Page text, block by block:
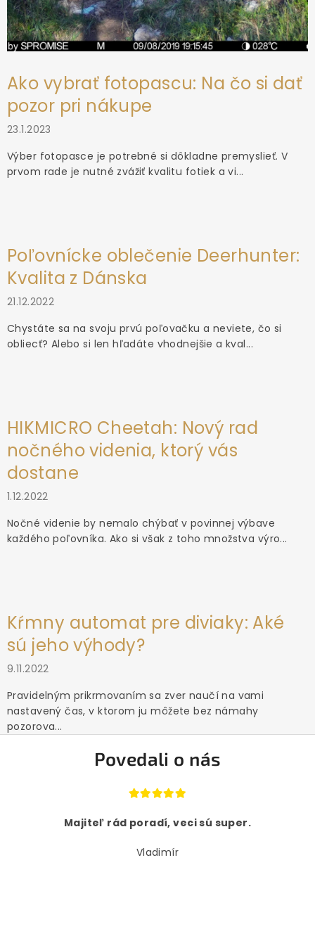
Ako vybrať fotopascu: Na čo si dať
pozor pri nákupe
23.1.2023
Výber fotopasce je potrebné si dôkladne premyslieť. V
prvom rade je nutné zvážiť kvalitu fotiek a vi...
Poľovnícke oblečenie Deerhunter:
Kvalita z Dánska
21.12.2022
Chystáte sa na svoju prvú poľovačku a neviete, čo si
obliecť? Alebo si len hľadáte vhodnejšie a kval...
HIKMICRO Cheetah: Nový rad
nočného videnia, ktorý vás
dostane
1.12.2022
Nočné videnie by nemalo chýbať v povinnej výbave
každého poľovníka. Ako si však z toho množstva výro...
Kŕmny automat pre diviaky: Aké
sú jeho výhody?
9.11.2022
Pravidelným prikrmovaním sa zver naučí na vami
nastavený čas, v ktorom ju môžete bez námahy
pozorova...
Povedali o nás
Majiteľ rád poradí, veci sú super.
Vladimír